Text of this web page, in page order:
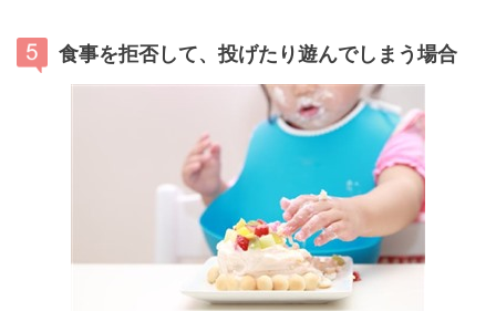
食事を拒否して、投げたり遊んでしまう場合